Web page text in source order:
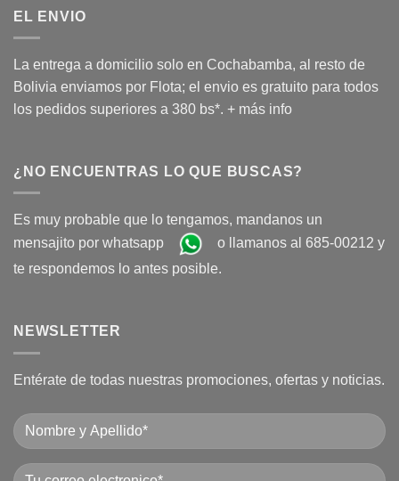
EL ENVIO
La entrega a domicilio solo en Cochabamba, al resto de
Bolivia enviamos por Flota; el envio es gratuito para todos
los pedidos superiores a 380 bs*. + más info
¿NO ENCUENTRAS LO QUE BUSCAS?
Es muy probable que lo tengamos, mandanos un
mensajito por whatsapp
o llamanos al 685-00212 y
te respondemos lo antes posible.
NEWSLETTER
Entérate de todas nuestras promociones, ofertas y noticias.